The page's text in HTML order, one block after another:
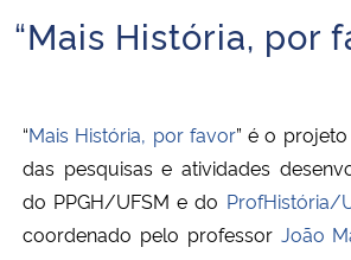
Ministério da Economia
Ministério da Agricultura, Pecuária e Abastecimento
Ministério da Educação
Início do conteúdo
“Mais História, por
“Mais História, por favor” é o
das pesquisas e atividades
do PPGH/UFSM e do ProfHistória/
coordenado pelo professor João